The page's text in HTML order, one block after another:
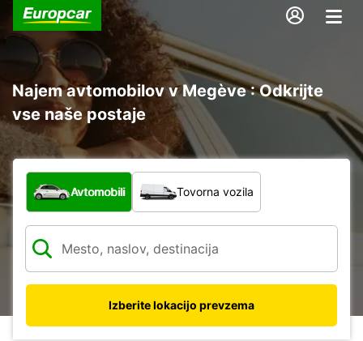
Najem avtomobilov v Megève : Odkrijte
vse naše postaje
Katera vrsta vozila?
Avtomobili Tovorna vozila
Izberite lokacijo prevzema